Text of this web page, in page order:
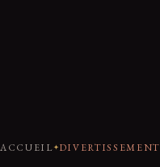
ACCUEIL DIVERTISSEMENT